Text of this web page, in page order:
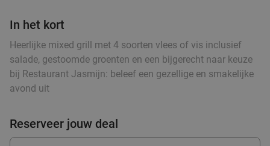
food
food
food
4Mori in hartje Assen
Vandaag Morgen Za
Il Nuovo 4Mori
9.7star
Assen 28 min.directions_car
Verkocht: 530
In het kort
Heerlijke mixed grill met 4 soorten vlees of vis inclusief
salade, gestoomde groenten en een bijgerecht naar keuze
bij Restaurant Jasmijn: beleef een gezellige en smakelijke
avond uit
Reserveer jouw deal